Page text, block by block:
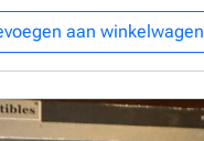
aan winkelwagen